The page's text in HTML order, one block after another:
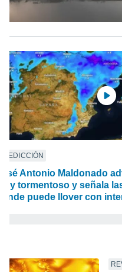
PREDICCIÓN
José Antonio Maldonado
muy tormentoso y señala
donde puede llover con